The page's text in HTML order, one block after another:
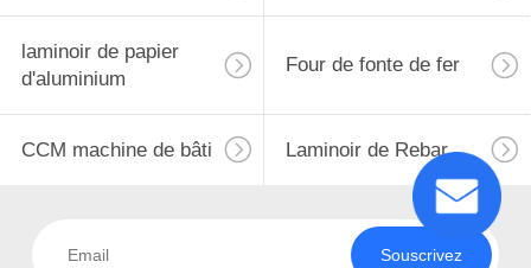
laminoir de papier
d'aluminium
Four de fonte de fer
CCM machine de bâti Laminoir de Rebar
Souscrivez